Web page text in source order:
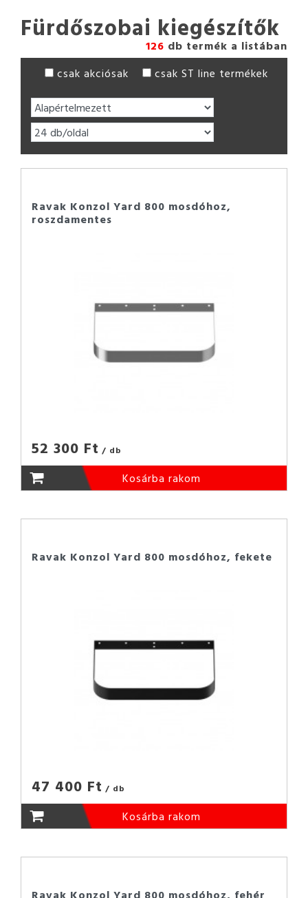
Fürdőszobai kiegészítők
126 db termék a listában
csak akciósak
csak ST line termékek
Ravak Konzol Yard 800 mosdóhoz,
roszdamentes
52 300 Ft / db
Kosárba rakom
Ravak Konzol Yard 800 mosdóhoz, fekete
47 400 Ft / db
Kosárba rakom
Ravak Konzol Yard 800 mosdóhoz, fehér